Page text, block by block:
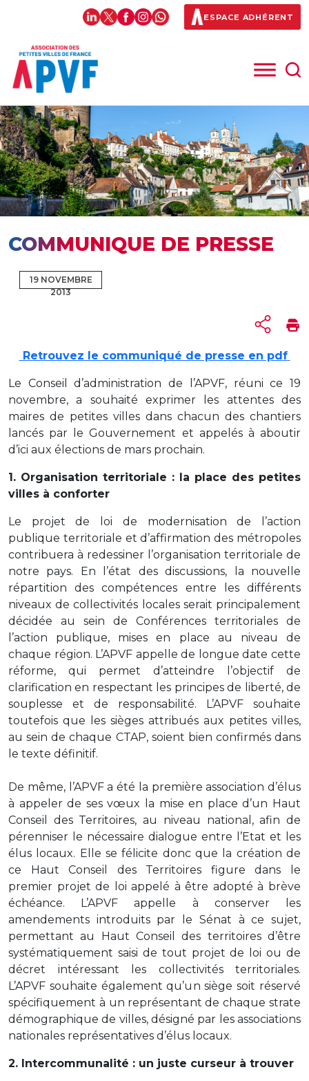
ESPACE ADHÉRENT
COMMUNIQUE DE PRESSE
19 NOVEMBRE
2013
Retrouvez le communiqué de presse en pdf
Le Conseil d’administration de l’APVF, réuni ce 19
novembre, a souhaité exprimer les attentes des
maires de petites villes dans chacun des chantiers
lancés par le Gouvernement et appelés à aboutir
d’ici aux élections de mars prochain.
1. Organisation territoriale : la place des petites
villes à conforter
Le projet de loi de modernisation de l’action
publique territoriale et d’affirmation des métropoles
contribuera à redessiner l’organisation territoriale de
notre pays. En l’état des discussions, la nouvelle
répartition des compétences entre les différents
niveaux de collectivités locales serait principalement
décidée au sein de Conférences territoriales de
l’action publique, mises en place au niveau de
chaque région. L’APVF appelle de longue date cette
réforme, qui permet d’atteindre l’objectif de
clarification en respectant les principes de liberté, de
souplesse et de responsabilité. L’APVF souhaite
toutefois que les sièges attribués aux petites villes,
au sein de chaque CTAP, soient bien confirmés dans
le texte définitif.
De même, l’APVF a été la première association d’élus
à appeler de ses vœux la mise en place d’un Haut
Conseil des Territoires, au niveau national, afin de
pérenniser le nécessaire dialogue entre l’Etat et les
élus locaux. Elle se félicite donc que la création de
ce Haut Conseil des Territoires figure dans le
premier projet de loi appelé à être adopté à brève
échéance. L’APVF appelle à conserver les
amendements introduits par le Sénat à ce sujet,
permettant au Haut Conseil des territoires d’être
systématiquement saisi de tout projet de loi ou de
décret intéressant les collectivités territoriales.
L’APVF souhaite également qu’un siège soit réservé
spécifiquement à un représentant de chaque strate
démographique de villes, désigné par les associations
nationales représentatives d’élus locaux.
2. Intercommunalité : un juste curseur à trouver